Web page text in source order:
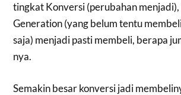
tingkat Konversi (perubahan
Generation (yang belum tentu
saja) menjadi pasti membeli, berapa
nya.
Semakin besar konversi jadi